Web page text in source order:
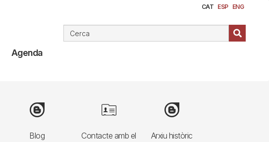
CAT ESP ENG
Agenda
Blog
Image
Contacte amb el
Image
Arxiu històric
Image